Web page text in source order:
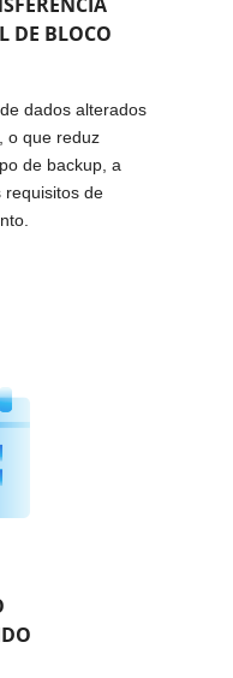
DE BLOCO
dados alterados
o que reduz
de backup, a
requisitos de